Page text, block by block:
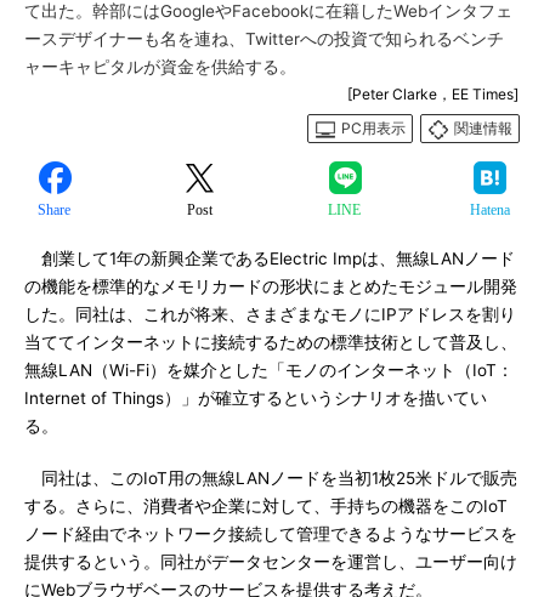
て出た。幹部にはGoogleやFacebookに在籍したWebインタフェ
ースデザイナーも名を連ね、Twitterへの投資で知られるベンチ
ャーキャピタルが資金を供給する。
[Peter Clarke，EE Times]
PC用表示
関連情報
Share Post LINE Hatena
創業して1年の新興企業であるElectric Impは、無線LANノード
の機能を標準的なメモリカードの形状にまとめたモジュール開発
した。同社は、これが将来、さまざまなモノにIPアドレスを割り
当ててインターネットに接続するための標準技術として普及し、
無線LAN（Wi-Fi）を媒介とした「モノのインターネット（IoT：
Internet of Things）」が確立するというシナリオを描いてい
る。
同社は、このIoT用の無線LANノードを当初1枚25米ドルで販売
する。さらに、消費者や企業に対して、手持ちの機器をこのIoT
ノード経由でネットワーク接続して管理できるようなサービスを
提供するという。同社がデータセンターを運営し、ユーザー向け
にWebブラウザベースのサービスを提供する考えだ。